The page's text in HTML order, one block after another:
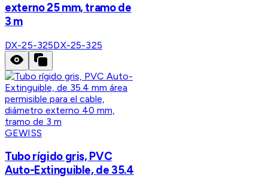
externo 25 mm, tramo de
3 m
DX-25-325DX-25-325
GEWISS
Tubo rígido gris, PVC
Auto-Extinguible, de 35.4